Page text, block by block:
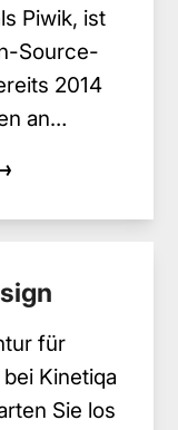
Piwik, ist
Source-
2014
an…
für
Kinetiqa
Sie los